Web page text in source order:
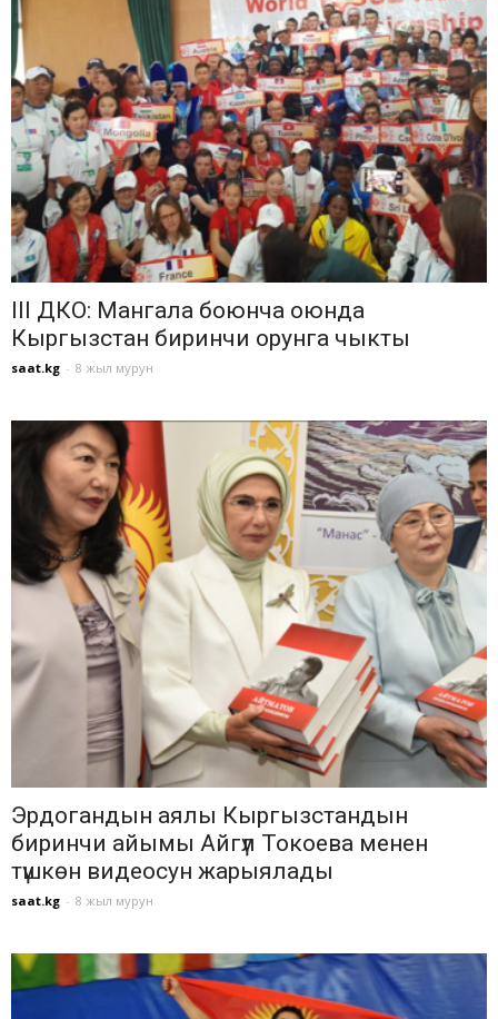
III ДКО: Мангала боюнча оюнда
Кыргызстан биринчи орунга чыкты
saat.kg - 8 жыл мурун
Эрдогандын аялы Кыргызстандын
биринчи айымы Айгүл Токоева менен
түшкөн видеосун жарыялады
saat.kg - 8 жыл мурун